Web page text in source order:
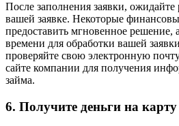
После заполнения заявки,
вашей заявке. Некоторые
предоставить мгновенное решение,
времени для обработки вашей
проверяйте свою электронную
сайте компании для получения
займа.
6. Получите деньги на карту